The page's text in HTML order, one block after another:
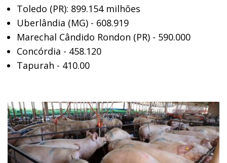
Toledo (PR): 899.154 milhões
Uberlândia (MG) - 608.919
Marechal Cândido Rondon (PR) - 590.000
Concórdia - 458.120
Tapurah - 410.00